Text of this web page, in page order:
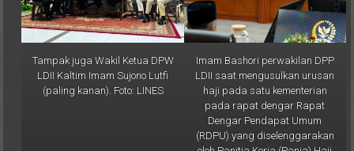
Tampak juga Wakil Ketua DPW
LDII Kaltim Imam Sujono Lutfi
(paling kanan). Foto: LINES
Imam Bashori perwakilan DPP
LDII saat mengusulkan urusan
haji pada satu kementerian
pada rapat dengar Rapat
Dengar Pendapat Umum
(RDPU) yang diselenggarakan
oleh Panitia Kerja (Panja) Haji